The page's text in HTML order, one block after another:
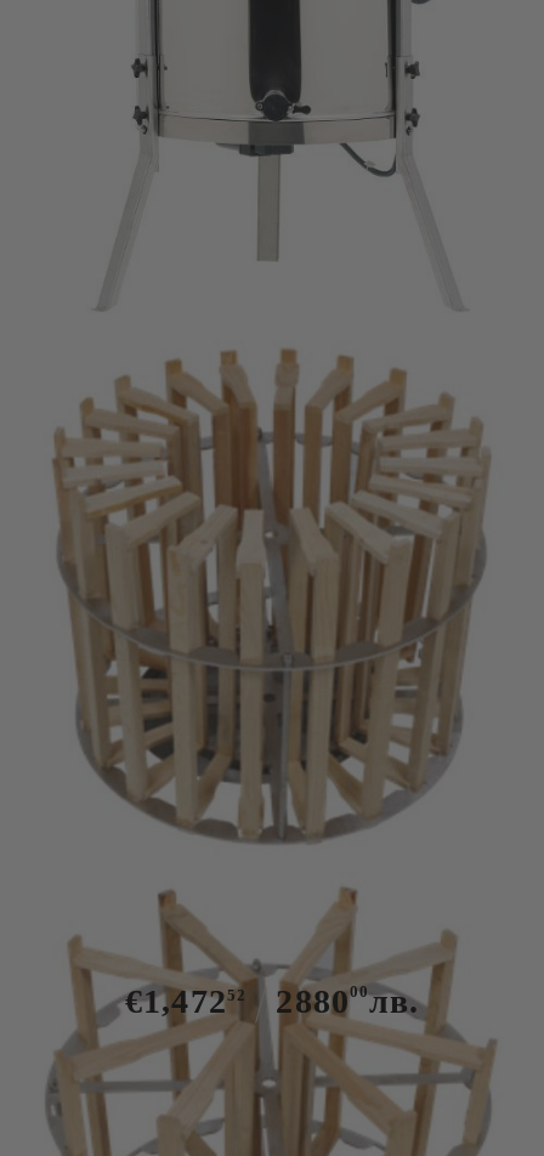
Tweet
Центрофуга за 8 МК/ 20
Магазинни рамки
€1,47252 288000лв.
Има в наличност 2броя